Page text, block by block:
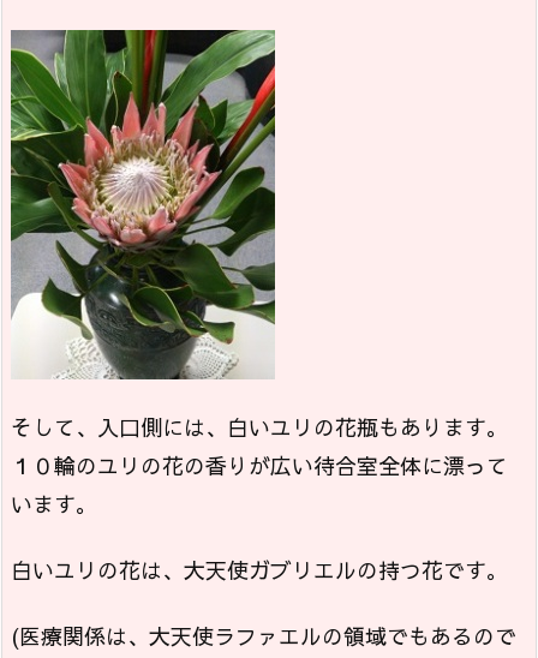
そして、入口側には、白いユリの花瓶もあります。
１０輪のユリの花の香りが広い待合室全体に漂って
います。
白いユリの花は、大天使ガブリエルの持つ花です。
(医療関係は、大天使ラファエルの領域でもあるので